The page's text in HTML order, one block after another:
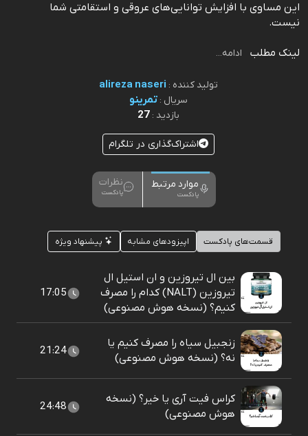
این مساوی با افزایش توانایی‌های عروقی و استقامتی شما
نیست.
⁠⁠⁠⁠⁠⁠⁠⁠⁠⁠⁠⁠⁠⁠⁠⁠⁠⁠⁠⁠⁠⁠⁠⁠⁠⁠⁠⁠⁠⁠⁠⁠⁠⁠⁠⁠⁠⁠⁠⁠⁠⁠⁠⁠⁠⁠⁠⁠لینک مطلب⁠⁠⁠⁠⁠⁠⁠⁠⁠⁠⁠⁠⁠⁠⁠⁠⁠⁠⁠⁠⁠⁠⁠⁠⁠⁠ ادامه...
تولید کننده : alireza naseri
سریال :تمرینو
بازدید :27
اشتراک‌گذاری در تلگرام
موارد مرتبط
پادکست
نظرات
پادکست
قسمت‌های پادکست اپیزودهای مشابه پیشنهاد ویژه
بین ال تیروزین و ان استیل ال
تیروزین (NALT) کدام را مصرف
کنیم؟ (نسخه هوش مصنوعی)
17:05
زنجبیل سیاه را مصرف کنیم یا
نه؟ (نسخه هوش مصنوعی)
21:24
کراس فیت آری یا خیر؟ (نسخه
هوش مصنوعی)
24:48